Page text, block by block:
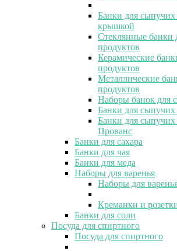
Банки для сыпучих
крышкой
Стеклянные банки
продуктов
Керамические
продуктов
Металлические
продуктов
Наборы банок для
Банки для
Банки для сыпучих
Прованс
Банки для сахара
Банки для чая
Банки для меда
Наборы для варенья
Наборы для
Креманки и
Банки для соли
Посуда для спиртного
Посуда для спиртного